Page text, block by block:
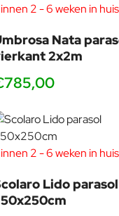
2 - 6 weken in huis
Nata
2x2m
2 - 6 weken in huis
Lido parasol